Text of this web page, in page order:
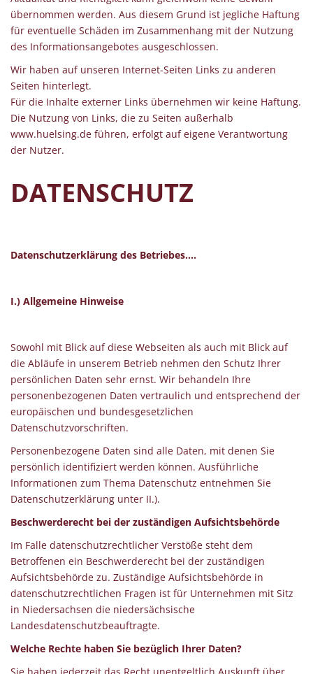
übernommen werden. Aus diesem Grund ist jegliche Haftung
für eventuelle Schäden im Zusammenhang mit der Nutzung
des Informationsangebotes ausgeschlossen.
Wir haben auf unseren Internet-Seiten Links zu anderen
Seiten hinterlegt.
Für die Inhalte externer Links übernehmen wir keine Haftung.
Die Nutzung von Links, die zu Seiten außerhalb
www.huelsing.de führen, erfolgt auf eigene Verantwortung
der Nutzer.
DATENSCHUTZ
Datenschutzerklärung des Betriebes….
I.) Allgemeine Hinweise
Sowohl mit Blick auf diese Webseiten als auch mit Blick auf
die Abläufe in unserem Betrieb nehmen den Schutz Ihrer
persönlichen Daten sehr ernst. Wir behandeln Ihre
personenbezogenen Daten vertraulich und entsprechend der
europäischen und bundesgesetzlichen
Datenschutzvorschriften.
Personenbezogene Daten sind alle Daten, mit denen Sie
persönlich identifiziert werden können. Ausführliche
Informationen zum Thema Datenschutz entnehmen Sie
Datenschutzerklärung unter II.).
Beschwerderecht bei der zuständigen Aufsichtsbehörde
Im Falle datenschutzrechtlicher Verstöße steht dem
Betroffenen ein Beschwerderecht bei der zuständigen
Aufsichtsbehörde zu. Zuständige Aufsichtsbehörde in
datenschutzrechtlichen Fragen ist für Unternehmen mit Sitz
in Niedersachsen die niedersächsische
Landesdatenschutzbeauftragte.
Welche Rechte haben Sie bezüglich Ihrer Daten?